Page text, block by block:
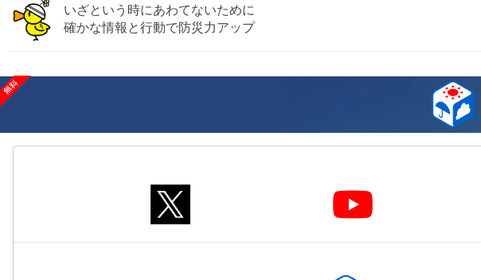
いざという時にあわてないために
確かな情報と行動で防災力アップ